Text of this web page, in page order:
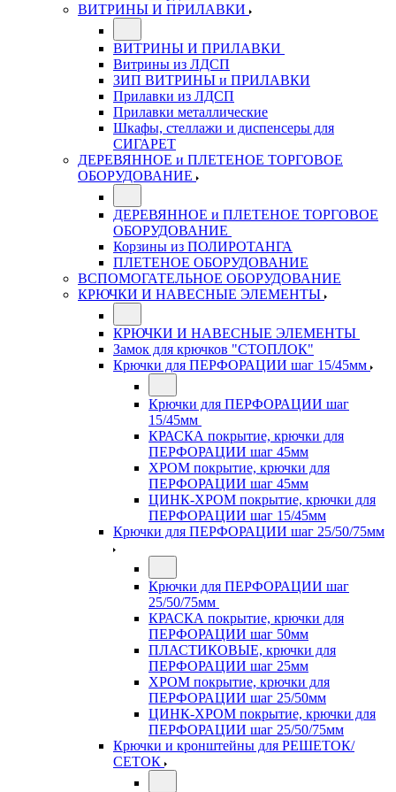
ВИТРИНЫ И ПРИЛАВКИ
ВИТРИНЫ И ПРИЛАВКИ
Витрины из ЛДСП
ЗИП ВИТРИНЫ и ПРИЛАВКИ
Прилавки из ЛДСП
Прилавки металлические
Шкафы, стеллажи и диспенсеры для
СИГАРЕТ
ДЕРЕВЯННОЕ и ПЛЕТЕНОЕ ТОРГОВОЕ
ОБОРУДОВАНИЕ
ДЕРЕВЯННОЕ и ПЛЕТЕНОЕ ТОРГОВОЕ
ОБОРУДОВАНИЕ
Корзины из ПОЛИРОТАНГА
ПЛЕТЕНОЕ ОБОРУДОВАНИЕ
ВСПОМОГАТЕЛЬНОЕ ОБОРУДОВАНИЕ
КРЮЧКИ И НАВЕСНЫЕ ЭЛЕМЕНТЫ
КРЮЧКИ И НАВЕСНЫЕ ЭЛЕМЕНТЫ
Замок для крючков "СТОПЛОК"
Крючки для ПЕРФОРАЦИИ шаг 15/45мм
Крючки для ПЕРФОРАЦИИ шаг
15/45мм
КРАСКА покрытие, крючки для
ПЕРФОРАЦИИ шаг 45мм
ХРОМ покрытие, крючки для
ПЕРФОРАЦИИ шаг 45мм
ЦИНК-ХРОМ покрытие, крючки для
ПЕРФОРАЦИИ шаг 15/45мм
Крючки для ПЕРФОРАЦИИ шаг 25/50/75мм
Крючки для ПЕРФОРАЦИИ шаг
25/50/75мм
КРАСКА покрытие, крючки для
ПЕРФОРАЦИИ шаг 50мм
ПЛАСТИКОВЫЕ, крючки для
ПЕРФОРАЦИИ шаг 25мм
ХРОМ покрытие, крючки для
ПЕРФОРАЦИИ шаг 25/50мм
ЦИНК-ХРОМ покрытие, крючки для
ПЕРФОРАЦИИ шаг 25/50/75мм
Крючки и кронштейны для РЕШЕТОК/
СЕТОК